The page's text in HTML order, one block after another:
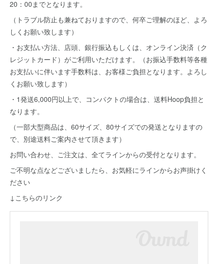
20：00までとなります。
（トラブル防止も兼ねておりますので、何卒ご理解のほど、よろ
しくお願い致します）
・お支払い方法、店頭、銀行振込もしくは、オンライン決済（ク
レジットカード）がご利用いただけます。（お振込手数料等各種
お支払いに伴います手数料は、お客様ご負担となります。よろし
くお願い致します）
・1発送6,000円以上で、コンパクトの場合は、送料Hoop負担と
なります。
（一部大型商品は、60サイズ、80サイズでの発送となりますの
で、別途送料ご案内させて頂きます）
お問い合わせ、ご注文は、全てラインからの受付となります。
ご不明な点などございましたら、お気軽にラインからお声掛けく
ださい
↓こちらのリンク